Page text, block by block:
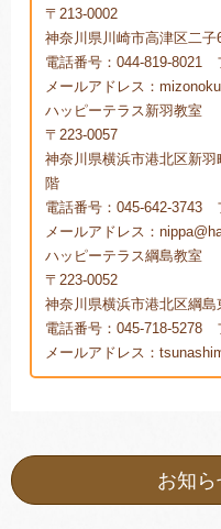
〒213-0002
神奈川県川崎市高津区二
電話番号：044-819-8021
メールアドレス：
ハッピーテラス新羽教室
〒223-0057
神奈川県横浜市港北区新
階
電話番号：045-642-3743
メールアドレス：
ハッピーテラス綱島教室
〒223-0052
神奈川県横浜市港北区綱
電話番号：045-718-5278
メールアドレス：
お知